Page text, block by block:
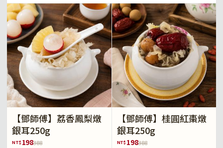
【鄧師傅】荔香鳳梨燉
銀耳250g
NT$ 198388
【鄧師傅】桂圓紅棗燉
銀耳250g
NT$ 198388